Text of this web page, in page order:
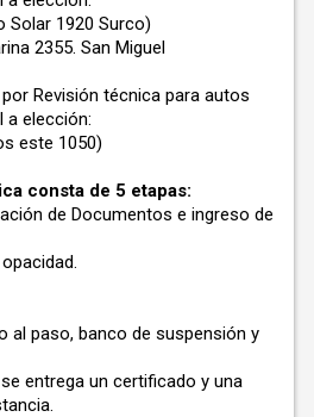
Solar 1920 Surco)
2355. San Miguel
Revisión técnica para autos
a elección:
este 1050)
consta de 5 etapas:
de Documentos e ingreso de
al paso, banco de suspensión y
entrega un certificado y una